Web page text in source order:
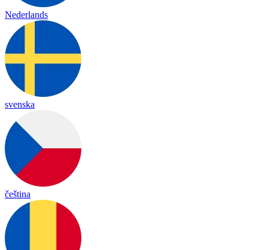
Nederlands
svenska
čeština